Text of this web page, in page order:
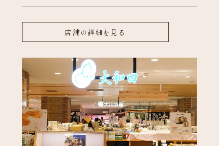
店舗の詳細を見る